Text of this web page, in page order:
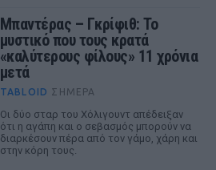
Μπαντέρας – Γκρίφιθ: Το
μυστικό που τους κρατά
«καλύτερους φίλους» 11 χρόνια
μετά
TABLOID ΣΉΜΕΡΑ
Οι δύο σταρ του Χόλιγουντ απέδειξαν
ότι η αγάπη και ο σεβασμός μπορούν να
διαρκέσουν πέρα από τον γάμο, χάρη και
στην κόρη τους.